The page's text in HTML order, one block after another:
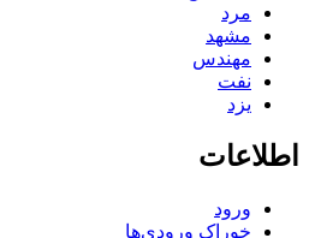
مرد
مشهد
مهندس
نفت
یزد
اطلاعات
ورود
خوراک ورودی‌ها